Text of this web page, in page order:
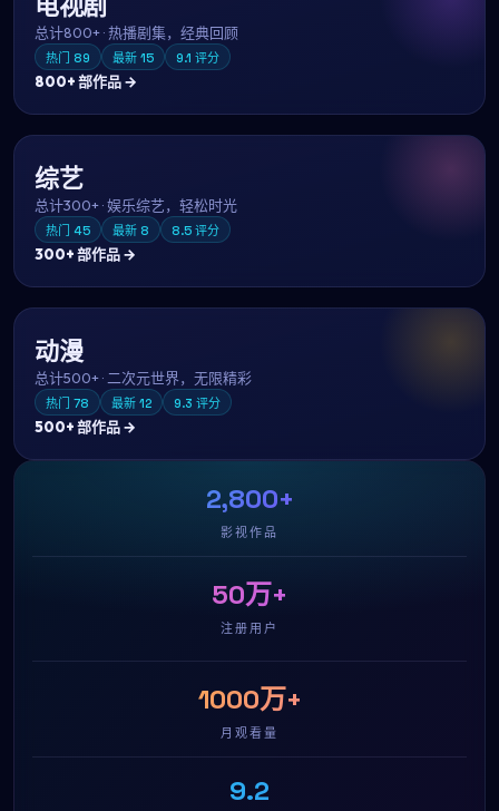
总计800+·热播剧集，经典回顾
热门 89 最新 15 9.1 评分
800+部作品 →
综艺
总计300+·娱乐综艺，轻松时光
热门 45 最新 8 8.5 评分
300+部作品 →
动漫
总计500+· 二次元世界，无限精彩
热门 78 最新 12 9.3 评分
500+部作品 →
2,800+
影视作品
50万+
注册用户
1000万+
月观看量
9.2